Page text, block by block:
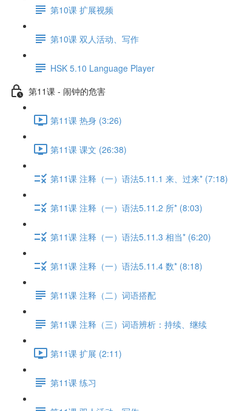
第10课 扩展视频
第10课 双人活动、写作
HSK 5.10 Language Player
第11课 - 闹钟的危害
第11课 热身 (3:26)
第11课 课文 (26:38)
第11课 注释（一）语法5.11.1 来、过来* (7:18)
第11课 注释（一）语法5.11.2 所* (8:03)
第11课 注释（一）语法5.11.3 相当* (6:20)
第11课 注释（一）语法5.11.4 数* (8:18)
第11课 注释（二）词语搭配
第11课 注释（三）词语辨析：持续、继续
第11课 扩展 (2:11)
第11课 练习